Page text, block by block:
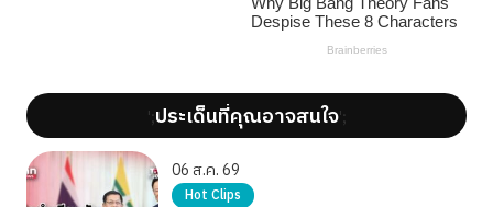
';ประเด็นที่คุณอาจสนใจ';
06 ส.ค. 69
Hot Clips